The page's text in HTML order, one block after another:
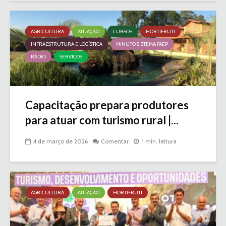
AGRICULTURA ATUAÇÃO CURSOS
HORTIFRUTI
INFRAESTRUTURA E LOGÍSTICA
MINUTO SISTEMA FAEP
RÁDIO
SERVIÇOS
Capacitação prepara produtores
para atuar com turismo rural |...
4 de março de 2026 Comentar 1 min. leitura
AGRICULTURA ATUAÇÃO HORTIFRUTI